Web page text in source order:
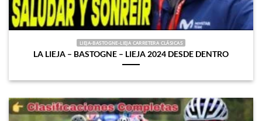
LIEJA-BASTOGNE-LIEJA CARRETERA CLÁSICAS
LA LIEJA – BASTOGNE – LIEJA 2024 DESDE DENTRO